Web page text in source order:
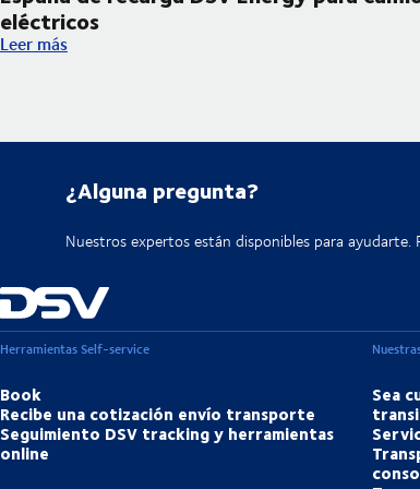
eléctricos
DSV incorpora su primera infraestructura en España
Leer más
¿Alguna pregunta?
Nuestros expertos están disponibles para
Herramientas Self-service
Book
Recibe una cotización envío transporte
Seguimiento DSV tracking y herramientas
online
Sea